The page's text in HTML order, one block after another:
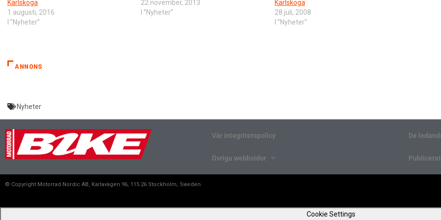
Karlskoga
1 augusti, 2016
I ”Nyheter”
22 november, 2013
I ”Nyheter”
Karlskoga
28 juli, 2008
I ”Nyheter”
ANNONS
Nyheter
Vår integritetspolicy
Övriga webbsidor
De
Publicerat
© Copyright Motorrad Nordic AB, Karlavägen 96, 115 26 Stockholm, Sweden
Cookie Settings